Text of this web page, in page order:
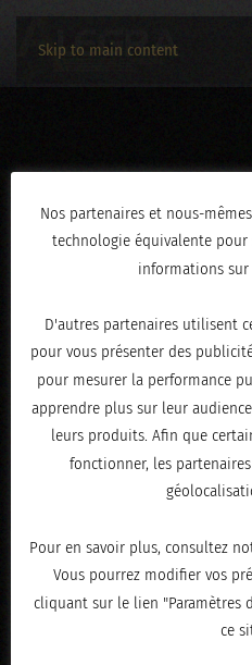
Skip to main content
26032023-
ÉCRIT LEAVRIL 3, 2023 .
« PRÉCÉDENT
Nos partenaires et nous-
technologie équivalente
informations
D'autres partenaires utilisent
pour vous présenter des
pour mesurer la performance
apprendre plus sur leur
leurs produits. Afin que
fonctionner, les
Pour en savoir plus, consultez
Vous pourrez modifier vos
cliquant sur le lien "Paramètres
ce